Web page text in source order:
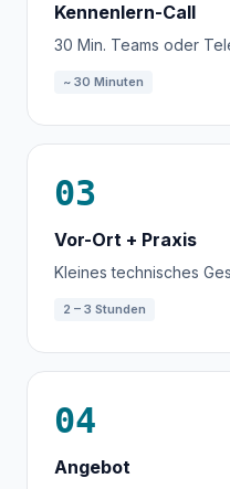
Kennenlern-Call
30 Min. Teams oder
~ 30 Minuten
03
Vor-Ort + Praxis
Kleines technisches
2 – 3 Stunden
04
Angebot